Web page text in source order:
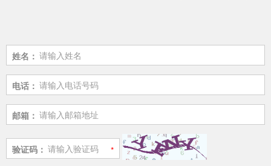
姓名：
电话：
邮箱：
验证码：